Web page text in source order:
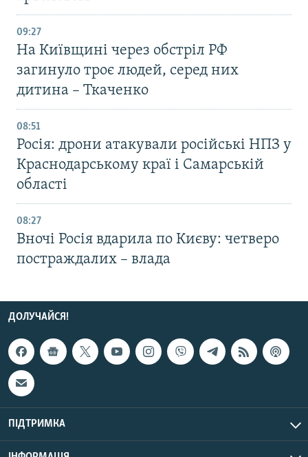
09:27
На Київщині через обстріл РФ
загинуло троє людей, серед них
дитина – Ткаченко
08:51
Росія: дрони атакували російські НПЗ у
Краснодарському краї і Самарській
області
08:27
Вночі Росія вдарила по Києву: четверо
постраждалих – влада
ДОЛУЧАЙСЯ!
ПІДТРИМКА